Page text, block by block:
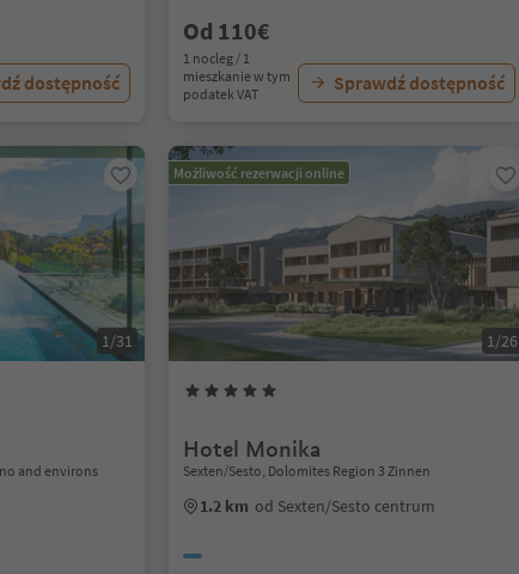
dostępność
Od 110€
1 nocleg / 1
mieszkanie w tym
podatek VAT
Sprawdź dostępność
1/31
and environs
Możliwość rezerwacji online
1/26
Hotel Monika
Sexten/Sesto, Dolomites Region 3 Zinnen
1.2 km od Sexten/Sesto centrum